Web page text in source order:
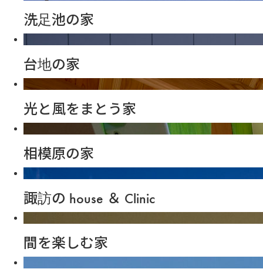
洗足池の家
台地の家
光と風をまとう家
相模原の家
諏訪の house ＆ Clinic
間を楽しむ家